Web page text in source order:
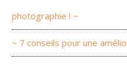
photographie ! ~
~ 7 conseils pour une